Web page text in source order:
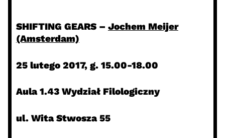
SHIFTING GEARS – Jochem Meijer
(Amsterdam)
25 lutego 2017, g. 15.00-18.00
Aula 1.43 Wydział Filologiczny
ul. Wita Stwosza 55